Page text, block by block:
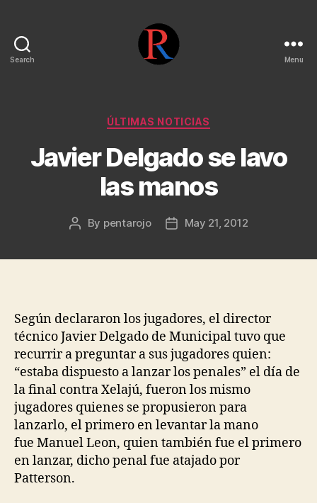
Search Menu
Categories
ÚLTIMAS NOTICIAS
Javier Delgado se lavo
las manos
Post
By pentarojo
PostMay 21, 2012
Según declararon los jugadores, el director
técnico Javier Delgado de Municipal tuvo que
recurrir a preguntar a sus jugadores quien:
“estaba dispuesto a lanzar los penales” el día de
la final contra Xelajú, fueron los mismo
jugadores quienes se propusieron para
lanzarlo, el primero en levantar la mano
fue Manuel Leon, quien también fue el primero
en lanzar, dicho penal fue atajado por
Patterson.